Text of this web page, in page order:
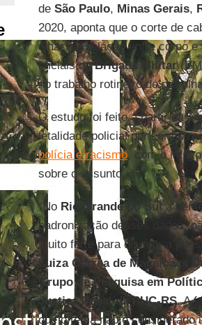
deSão Paulo, Minas Gerais,
2020, aponta que o corte de
olhar e a relação entre corpo
oficiais daBrigada Militar
no trabalho rotineiro de
O estudo foi feito a partir da
letalidade policial por cor ou
polícia e racismo, com o
sobre o assunto.
“No Rio Grande do Sula
padronização desses dados,
muito forte para discutir a
Luiza Correa de Magalhães
Grupo de Pesquisa em
Justiça Penal da PUC-RS. A
que o tema não é considerado